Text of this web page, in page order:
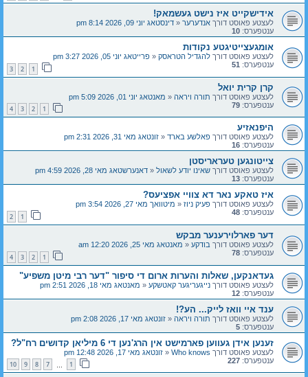
אידישקייט איז נישט געשמאק!
לעצטע פאוסט דורך אנדערער « דינסטאג יוני 09, 2026 8:14 pm
ענטפערס: 10
אומגעצייטיגטע נקודות
לעצטע פאוסט דורך להגדיל הטראסק « פרייטאג יוני 05, 2026 3:27 pm
ענטפערס: 51
1
2
3
קרן קרית יואל
לעצטע פאוסט דורך תורה ויראה « מאנטאג יוני 01, 2026 5:09 pm
ענטפערס: 79
1
2
3
4
היפנאזיע
לעצטע פאוסט דורך פאלשע בארד « זונטאג מאי 31, 2026 2:31 pm
ענטפערס: 16
צייטונגען טעראריסטן
לעצטע פאוסט דורך שאינו יודע לשאול « דאנערשטאג מאי 28, 2026 4:59 pm
ענטפערס: 13
איז טאקע נאר דא צוויי אפציעס?
לעצטע פאוסט דורך פעיק ניוז « מיטוואך מאי 27, 2026 3:54 pm
ענטפערס: 48
1
2
דער פארלוירענער מבקש
לעצטע פאוסט דורך בודקע « מאנטאג מאי 25, 2026 12:20 am
ענטפערס: 78
1
2
3
4
געדאנקען, שאלות והערות ארום די סיפור "דער רבי מיטן משפיע"
לעצטע פאוסט דורך נייגעריגער קאטשקע « מאנטאג מאי 18, 2026 2:51 pm
ענטפערס: 12
ענד איי וואז לייק... הע?!
לעצטע פאוסט דורך תורה ויראה « זונטאג מאי 17, 2026 2:08 pm
ענטפערס: 5
זענען אידן געווען פארמישט אין הרג'נען די 6 מיליאן קדושים רח"ל?
לעצטע פאוסט דורך Who knows
« זונטאג מאי 17, 2026 12:48 pm
ענטפערס: 227
1
7
8
9
10